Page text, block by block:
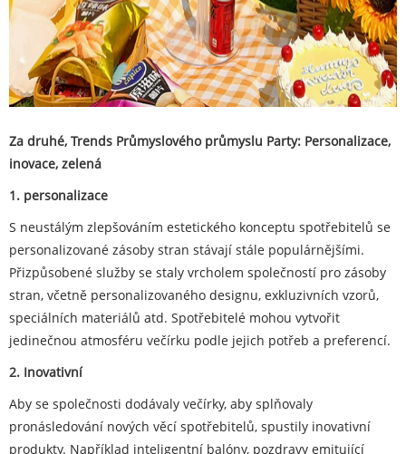
Za druhé, Trends Průmyslového průmyslu Party: Personalizace,
inovace, zelená
1. personalizace
S neustálým zlepšováním estetického konceptu spotřebitelů se
personalizované zásoby stran stávají stále populárnějšími.
Přizpůsobené služby se staly vrcholem společností pro zásoby
stran, včetně personalizovaného designu, exkluzivních vzorů,
speciálních materiálů atd. Spotřebitelé mohou vytvořit
jedinečnou atmosféru večírku podle jejich potřeb a preferencí.
2. Inovativní
Aby se společnosti dodávaly večírky, aby splňovaly
pronásledování nových věcí spotřebitelů, spustily inovativní
produkty. Například inteligentní balóny, pozdravy emitující